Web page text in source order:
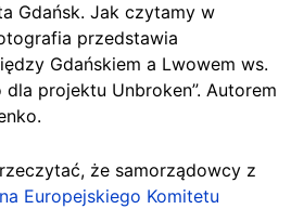
Gdańsk. Jak czytamy w
przedstawia
Gdańskiem a Lwowem ws.
projektu Unbroken”. Autorem
że samorządowcy z
Europejskiego Komitetu